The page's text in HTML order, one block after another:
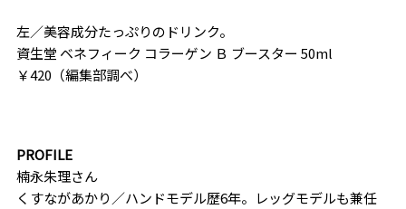
左／美容成分たっぷりのドリンク。
資生堂 ベネフィーク コラーゲン Ｂ ブースター 50ml
￥420（編集部調べ）
PROFILE
楠永朱理さん
くすながあかり／ハンドモデル歴6年。レッグモデルも兼任